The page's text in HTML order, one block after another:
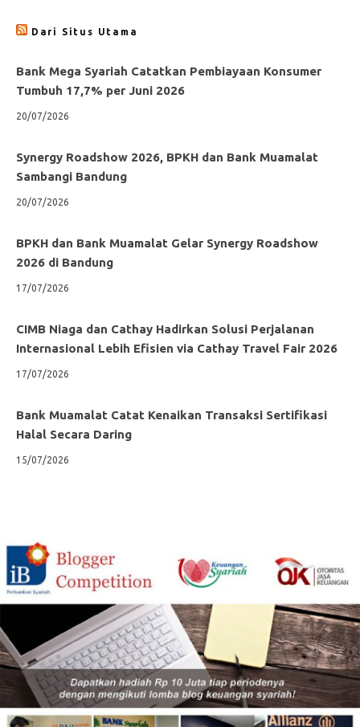
Dari Situs Utama
Bank Mega Syariah Catatkan Pembiayaan Konsumer
Tumbuh 17,7% per Juni 2026
20/07/2026
Synergy Roadshow 2026, BPKH dan Bank Muamalat
Sambangi Bandung
20/07/2026
BPKH dan Bank Muamalat Gelar Synergy Roadshow
2026 di Bandung
17/07/2026
CIMB Niaga dan Cathay Hadirkan Solusi Perjalanan
Internasional Lebih Efisien via Cathay Travel Fair 2026
17/07/2026
Bank Muamalat Catat Kenaikan Transaksi Sertifikasi
Halal Secara Daring
15/07/2026